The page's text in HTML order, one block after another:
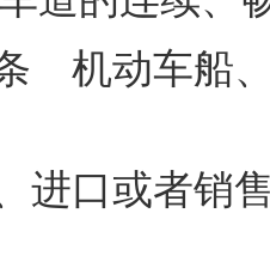
机动车船
进口或者销